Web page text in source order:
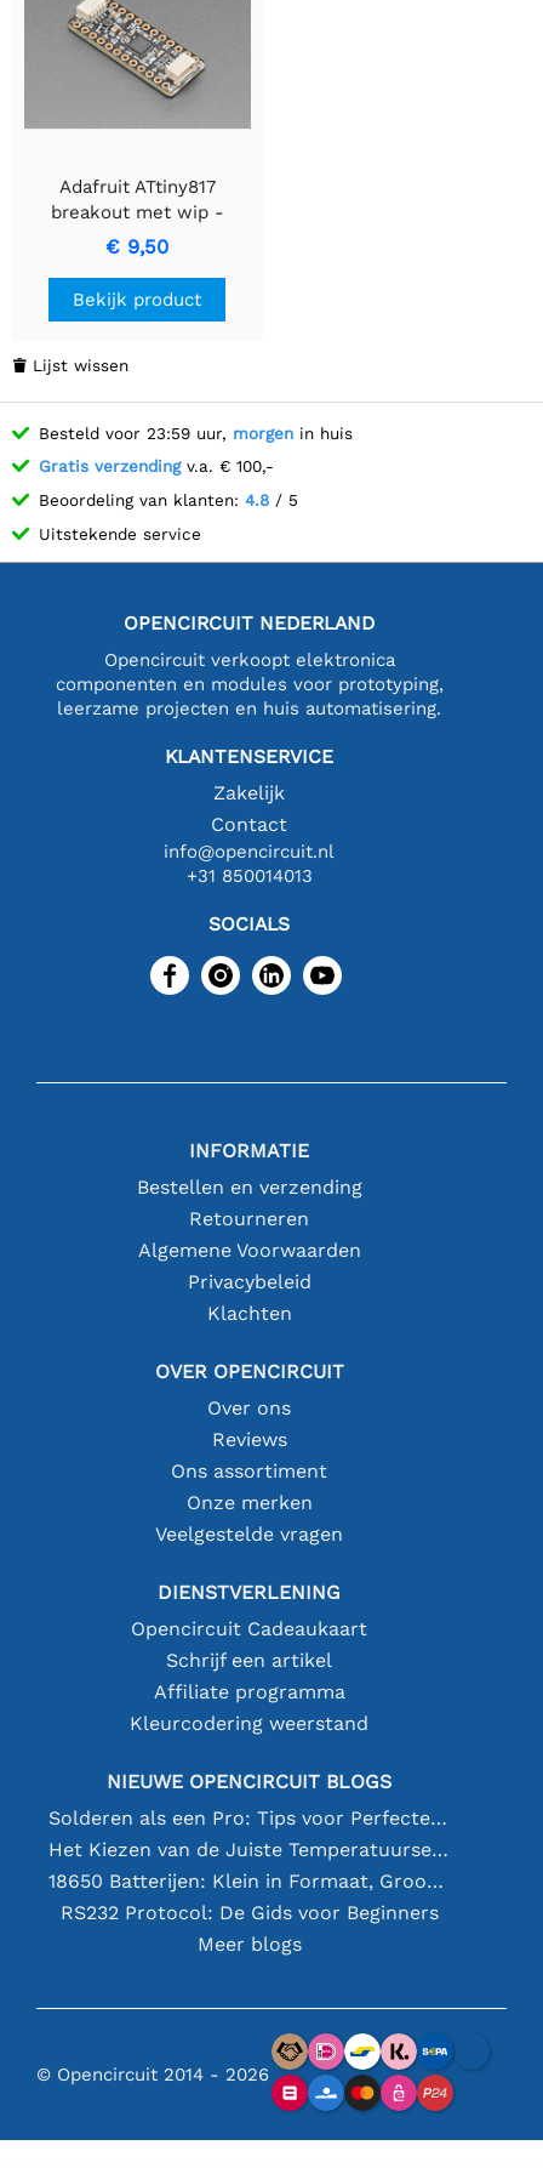
Adafruit ATtiny817
breakout met wip -
STEMMA QT / Qwiic
€ 9,50
Bekijk product
 Lijst wissen
Besteld voor 23:59 uur, morgen in huis
Gratis verzendingv.a. € 100,-
Beoordeling van klanten: 4.8 / 5
Uitstekende service
OPENCIRCUIT NEDERLAND
Opencircuit verkoopt elektronica
componenten en modules voor prototyping,
leerzame projecten en huis automatisering.
KLANTENSERVICE
Zakelijk
Contact
info@opencircuit.nl
+31 850014013
SOCIALS
INFORMATIE
Bestellen en verzending
Retourneren
Algemene Voorwaarden
Privacybeleid
Klachten
OVER OPENCIRCUIT
Over ons
Reviews
Ons assortiment
Onze merken
Veelgestelde vragen
DIENSTVERLENING
Opencircuit Cadeaukaart
Schrijf een artikel
Affiliate programma
Kleurcodering weerstand
NIEUWE OPENCIRCUIT BLOGS
Solderen als een Pro: Tips voor Perfecte Elektronische Verbindingen
Het Kiezen van de Juiste Temperatuursensor [youtube]
18650 Batterijen: Klein in Formaat, Groot in Prestatie
RS232 Protocol: De Gids voor Beginners
Meer blogs
© Opencircuit 2014 - 2026